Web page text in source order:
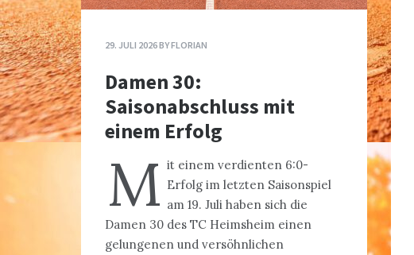
29. JULI 2026BYFLORIAN
Damen 30:
Saisonabschluss mit
einem Erfolg
M it einem verdienten 6:0-
Erfolg im letzten Saisonspiel
am 19. Juli haben sich die
Damen 30 des TC Heimsheim einen
gelungenen und versöhnlichen